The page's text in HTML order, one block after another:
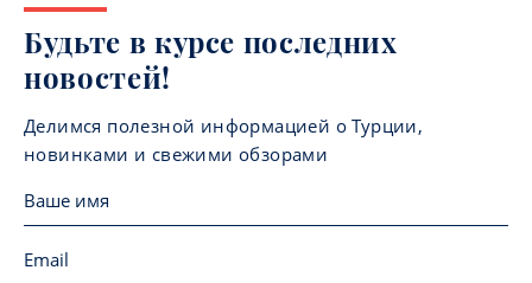
Будьте в курсе последних
новостей!
Делимся полезной информацией о Турции,
новинками и свежими обзорами